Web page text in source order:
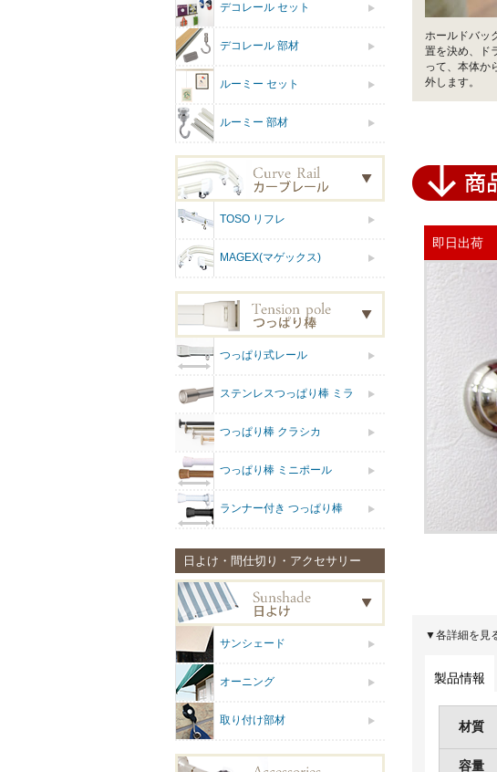
ホールドバッ
置を決め、ド
って、本体か
外します。
即日出荷
▼各詳細を見
製品情報
材質
容量
デコレール セット
デコレール 部材
ルーミー セット
ルーミー 部材
TOSO リフレ
MAGEX(マゲックス)
つっぱり式レール
ステンレスつっぱり棒 ミラ
つっぱり棒 クラシカ
つっぱり棒 ミニポール
ランナー付き つっぱり棒
日よけ・間仕切り・アクセサリー
サンシェード
オーニング
取り付け部材